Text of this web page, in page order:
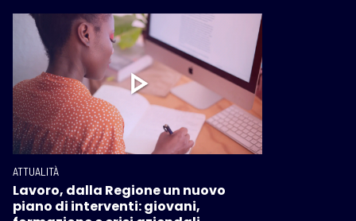
ATTUALITÀ
Lavoro, dalla Regione un nuovo
piano di interventi: giovani,